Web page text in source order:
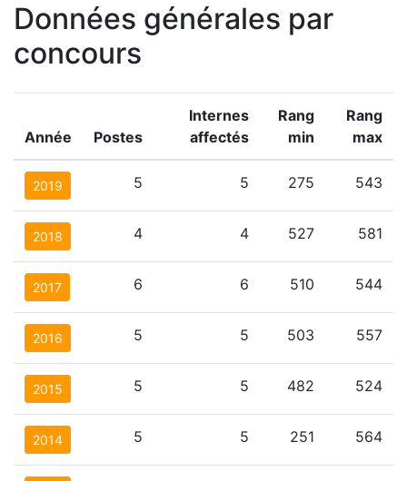
Données générales par
concours
Année Postes
Internes
affectés
Rang
min
Rang
max
2019 5 5 275 543
2018 4 4 527 581
2017 6 6 510 544
2016 5 5 503 557
2015 5 5 482 524
2014 5 5 251 564